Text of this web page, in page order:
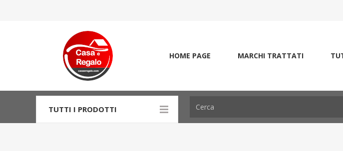
HOME PAGE MARCHI TRATTATI
TUTTI I PRODOTTI